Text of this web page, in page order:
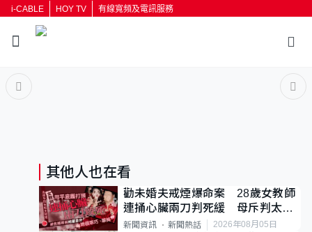
i-CABLE HOY TV 有線寬頻及電訊服務
其他人也在看
勸未婚夫戒煙爆命案 28歲女教師
連捅心臟兩刀判死緩 母斥判太重
已上訴
新聞資訊 新聞熱話 2026年08月05日